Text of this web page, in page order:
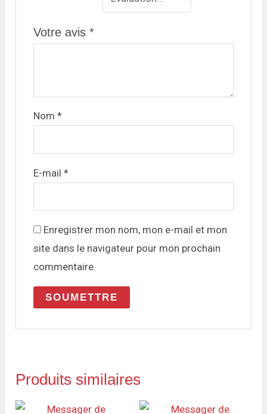
Votre avis *
Nom *
E-mail *
Enregistrer mon nom, mon e-mail et mon
site dans le navigateur pour mon prochain
commentaire.
Produits similaires